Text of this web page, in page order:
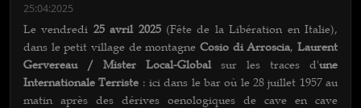
25:04:2025
Le vendredi 25 avril 2025(Fête de la Libération en Italie),
dans le petit village de montagne Cosio di Arroscia,Laurent
Gervereau / Mister Local-Globalsur les traces d'une
Internationale Terriste : ici dans le bar où le 28 juillet 1957 au
matin après des dérives oenologiques de cave en cave